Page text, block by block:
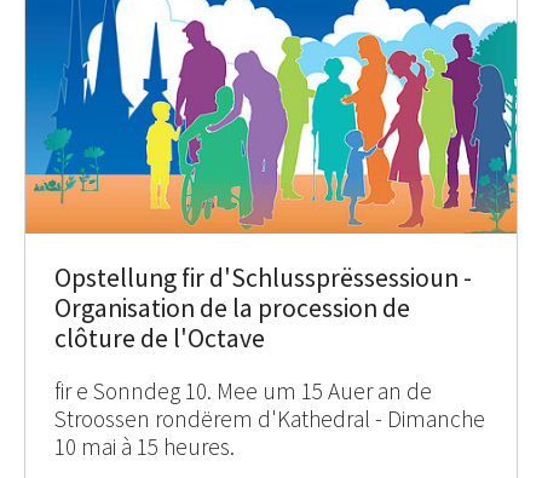
Opstellung fir d'Schlussprëssessioun -
Organisation de la procession de
clôture de l'Octave
fir e Sonndeg 10. Mee um 15 Auer an de
Stroossen rondërem d'Kathedral - Dimanche
10 mai à 15 heures.